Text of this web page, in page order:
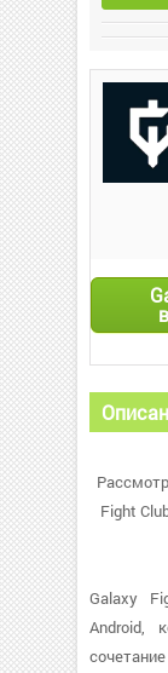
Fight
Galaxy
Android,